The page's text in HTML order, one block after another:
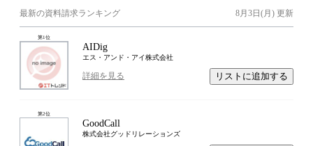
最新の資料請求ランキング 8月3日(月) 更新
第1位
AIDig
エス・アンド・アイ株式会社
詳細を見る リストに追加する
第2位
GoodCall
株式会社グッドリレーションズ